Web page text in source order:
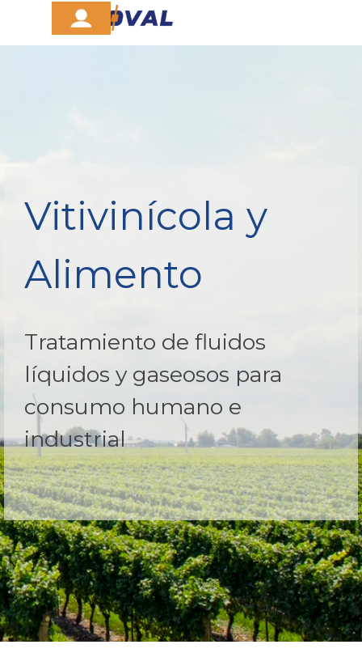
Vaya al ContenidoSaltar menú
Vitivinícola y
Alimento
Tratamiento de fluidos
líquidos y gaseosos para
consumo humano e
industrial